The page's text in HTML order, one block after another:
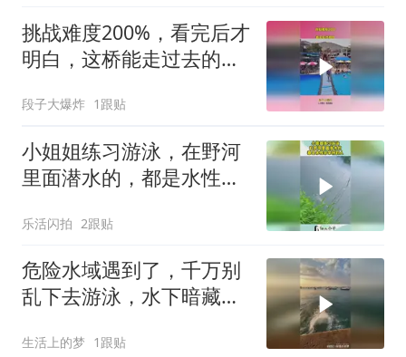
挑战难度200%，看完后才
明白，这桥能走过去的人
段子大爆炸 1跟贴
小姐姐练习游泳，在野河
里面潜水的，都是水性非
乐活闪拍 2跟贴
危险水域遇到了，千万别
乱下去游泳，水下暗藏玄
生活上的梦 1跟贴